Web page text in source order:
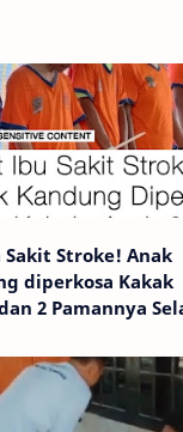
Stroke! Anak
diperkosa Kakak
2 Pamannya